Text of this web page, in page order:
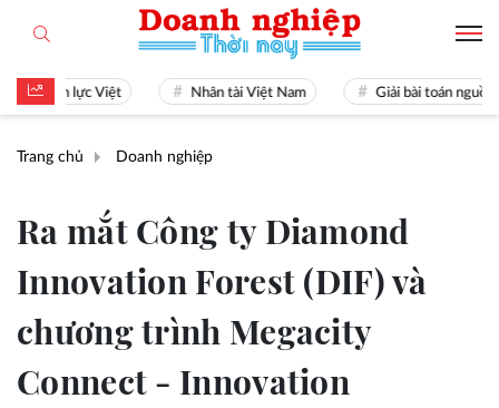
lực Việt Nhân tài Việt Nam Giải bài toán nguồn nhân
Trang chủ Doanh nghiệp
Ra mắt Công ty Diamond
Innovation Forest (DIF) và
chương trình Megacity
Connect - Innovation